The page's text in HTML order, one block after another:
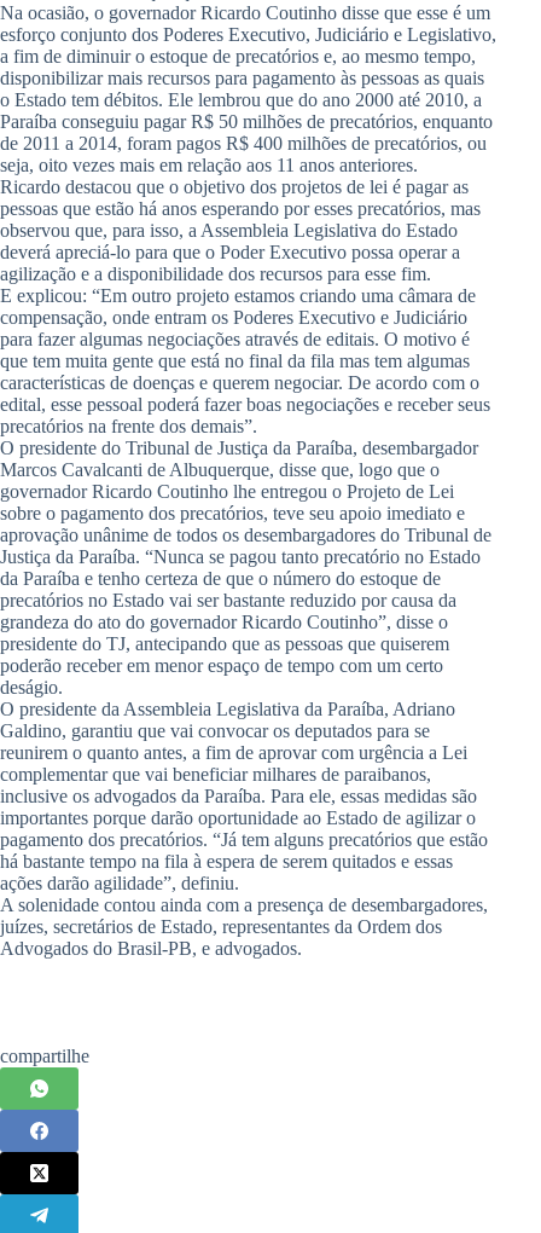
Na ocasião, o governador Ricardo Coutinho disse que esse é um
esforço conjunto dos Poderes Executivo, Judiciário e Legislativo,
a fim de diminuir o estoque de precatórios e, ao mesmo tempo,
disponibilizar mais recursos para pagamento às pessoas as quais
o Estado tem débitos. Ele lembrou que do ano 2000 até 2010, a
Paraíba conseguiu pagar R$ 50 milhões de precatórios, enquanto
de 2011 a 2014, foram pagos R$ 400 milhões de precatórios, ou
seja, oito vezes mais em relação aos 11 anos anteriores.
Ricardo destacou que o objetivo dos projetos de lei é pagar as
pessoas que estão há anos esperando por esses precatórios, mas
observou que, para isso, a Assembleia Legislativa do Estado
deverá apreciá-lo para que o Poder Executivo possa operar a
agilização e a disponibilidade dos recursos para esse fim.
E explicou: “Em outro projeto estamos criando uma câmara de
compensação, onde entram os Poderes Executivo e Judiciário
para fazer algumas negociações através de editais. O motivo é
que tem muita gente que está no final da fila mas tem algumas
características de doenças e querem negociar. De acordo com o
edital, esse pessoal poderá fazer boas negociações e receber seus
precatórios na frente dos demais”.
O presidente do Tribunal de Justiça da Paraíba, desembargador
Marcos Cavalcanti de Albuquerque, disse que, logo que o
governador Ricardo Coutinho lhe entregou o Projeto de Lei
sobre o pagamento dos precatórios, teve seu apoio imediato e
aprovação unânime de todos os desembargadores do Tribunal de
Justiça da Paraíba. “Nunca se pagou tanto precatório no Estado
da Paraíba e tenho certeza de que o número do estoque de
precatórios no Estado vai ser bastante reduzido por causa da
grandeza do ato do governador Ricardo Coutinho”, disse o
presidente do TJ, antecipando que as pessoas que quiserem
poderão receber em menor espaço de tempo com um certo
deságio.
O presidente da Assembleia Legislativa da Paraíba, Adriano
Galdino, garantiu que vai convocar os deputados para se
reunirem o quanto antes, a fim de aprovar com urgência a Lei
complementar que vai beneficiar milhares de paraibanos,
inclusive os advogados da Paraíba. Para ele, essas medidas são
importantes porque darão oportunidade ao Estado de agilizar o
pagamento dos precatórios. “Já tem alguns precatórios que estão
há bastante tempo na fila à espera de serem quitados e essas
ações darão agilidade”, definiu.
A solenidade contou ainda com a presença de desembargadores,
juízes, secretários de Estado, representantes da Ordem dos
Advogados do Brasil-PB, e advogados.
compartilhe